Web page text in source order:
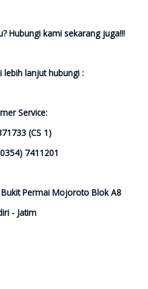
Hubungi kami sekarang juga!!!
lebih lanjut hubungi :
Service:
(CS 1)
7411201
Bukit Permai Mojoroto Blok A8
- Jatim